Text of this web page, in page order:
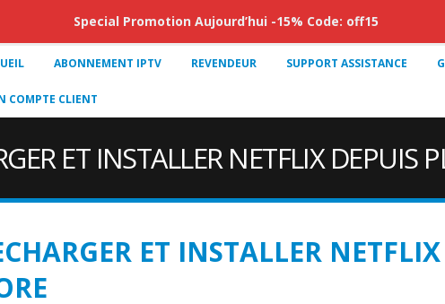
ABONNEMENT IPTV REVENDEUR SUPPORT ASSISTANCE
COMPTE CLIENT
ET INSTALLER NETFLIX DEPUIS
ET INSTALLER NETFLIX
Special Promotion Aujourd’hui -15% Code: off15